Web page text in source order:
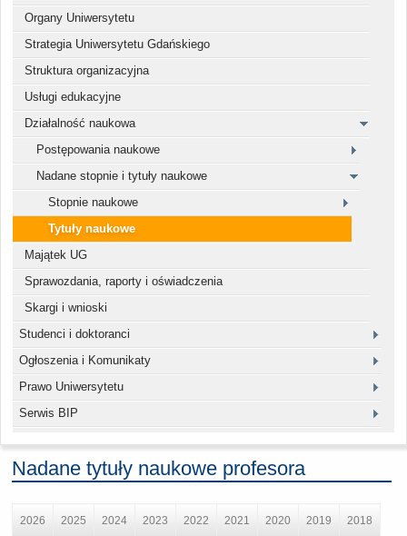
Organy Uniwersytetu
Strategia Uniwersytetu Gdańskiego
Struktura organizacyjna
Usługi edukacyjne
Działalność naukowa
Postępowania naukowe
Nadane stopnie i tytuły naukowe
Stopnie naukowe
Tytuły naukowe
Majątek UG
Sprawozdania, raporty i oświadczenia
Skargi i wnioski
Studenci i doktoranci
Ogłoszenia i Komunikaty
Prawo Uniwersytetu
Serwis BIP
Nadane tytuły naukowe profesora
2026 2025 2024 2023 2022 2021 2020 2019 2018